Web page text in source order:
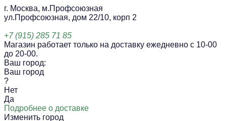
г. Москва, м.Профсоюзная
ул.Профсоюзная, дом 22/10, корп 2
+7 (915) 285 71 85
Магазин работает только на доставку ежедневно с 10-00
до 20-00.
Ваш город:
Ваш город
?
Нет
Да
Подробнее о доставке
Изменить город